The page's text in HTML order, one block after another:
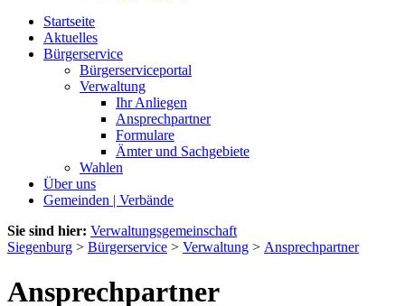
Startseite
Aktuelles
Bürgerservice
Bürgerserviceportal
Verwaltung
Ihr Anliegen
Ansprechpartner
Formulare
Ämter und Sachgebiete
Wahlen
Über uns
Gemeinden | Verbände
Sie sind hier: Verwaltungsgemeinschaft
Siegenburg > Bürgerservice > Verwaltung > Ansprechpartner
Ansprechpartner